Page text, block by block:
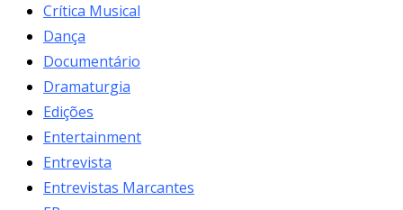
Crítica Musical
Dança
Documentário
Dramaturgia
Edições
Entertainment
Entrevista
Entrevistas Marcantes